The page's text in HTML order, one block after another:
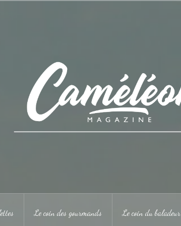
Le coin des gourmands Le coin du baladeur